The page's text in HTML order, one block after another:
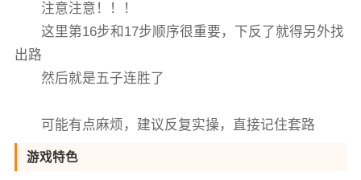
注意注意！！！
这里第16步和17步顺序很重要，下反了就得另外找
出路
然后就是五子连胜了
可能有点麻烦，建议反复实操，直接记住套路
游戏特色